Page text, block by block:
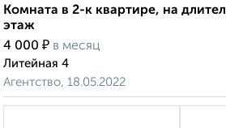
Комната в 2-к квартире, на
этаж
4 000 ₽ в месяц
Литейная 4
Агентство, 18.05.2022